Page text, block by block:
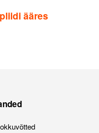
ääres